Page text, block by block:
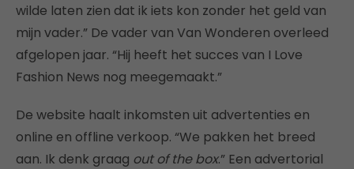
wilde laten zien dat ik iets kon zonder het geld van
mijn vader.” De vader van Van Wonderen overleed
afgelopen jaar. “Hij heeft het succes van I Love
Fashion News nog meegemaakt.”
De website haalt inkomsten uit advertenties en
online en offline verkoop. “We pakken het breed
aan. Ik denk graag out of the box.” Een advertorial